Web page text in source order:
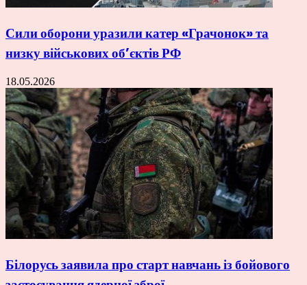
Сили оборони уразили катер «Грачонок» та
низку військових об’єктів РФ
18.05.2026
Білорусь заявила про старт навчань із бойового